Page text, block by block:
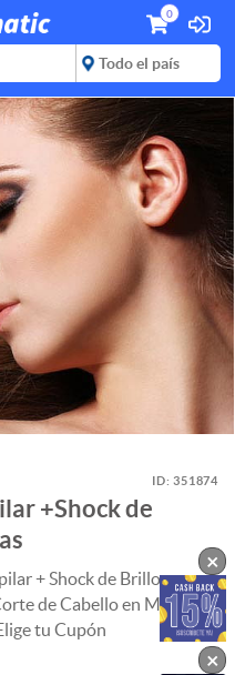
0
ID:351874
+Shock de
+ Shock de Brillo +
de Cabello en Mao
tu Cupón
×
×